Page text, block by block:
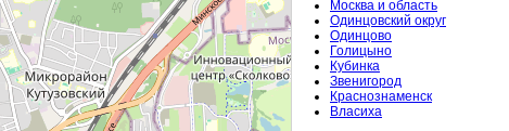
Москва и область
Одинцовский округ
Одинцово
Голицыно
Кубинка
Звенигород
Краснознаменск
Власиха